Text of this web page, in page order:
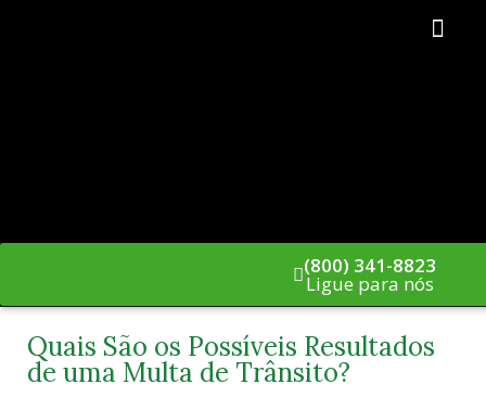
(800) 341-8823
Ligue para nós
Quais São os Possíveis Resultados
de uma Multa de Trânsito?